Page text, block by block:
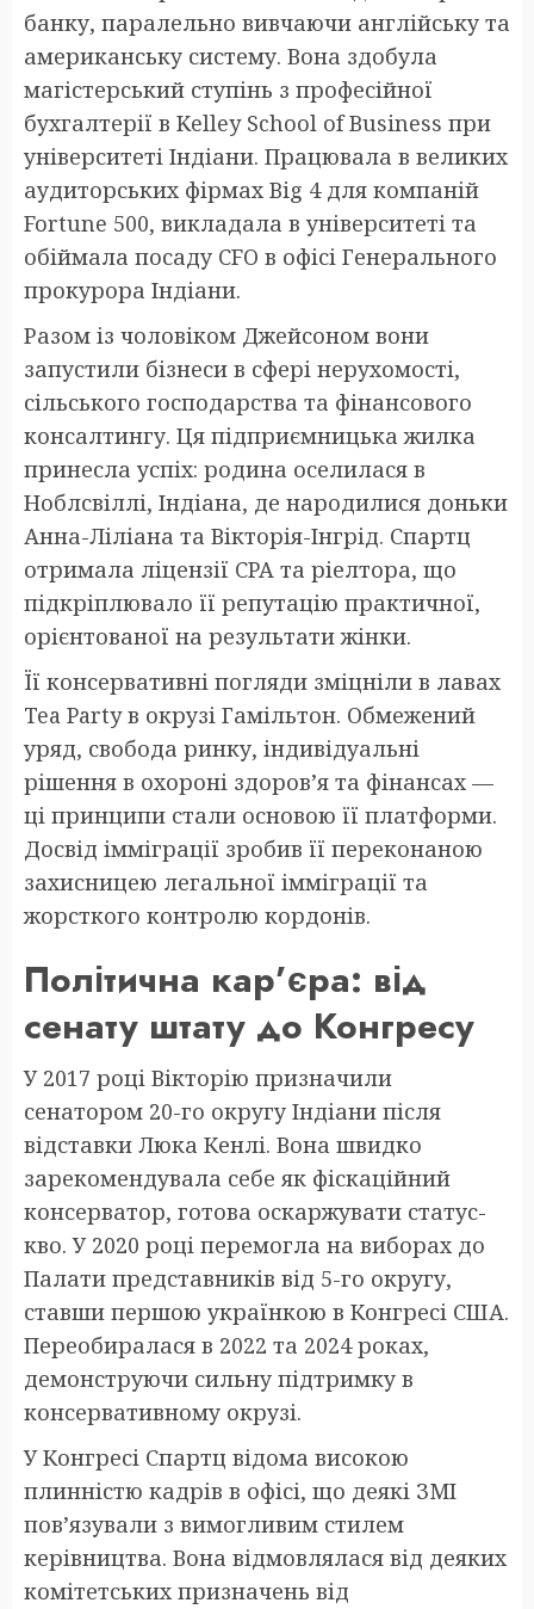
банку, паралельно вивчаючи англійську та
американську систему. Вона здобула
магістерський ступінь з професійної
бухгалтерії в Kelley School of Business при
університеті Індіани. Працювала в великих
аудиторських фірмах Big 4 для компаній
Fortune 500, викладала в університеті та
обіймала посаду CFO в офісі Генерального
прокурора Індіани.
Разом із чоловіком Джейсоном вони
запустили бізнеси в сфері нерухомості,
сільського господарства та фінансового
консалтингу. Ця підприємницька жилка
принесла успіх: родина оселилася в
Ноблсвіллі, Індіана, де народилися доньки
Анна-Ліліана та Вікторія-Інгрід. Спартц
отримала ліцензії CPA та ріелтора, що
підкріплювало її репутацію практичної,
орієнтованої на результати жінки.
Її консервативні погляди зміцніли в лавах
Tea Party в окрузі Гамільтон. Обмежений
уряд, свобода ринку, індивідуальні
рішення в охороні здоров’я та фінансах —
ці принципи стали основою її платформи.
Досвід імміграції зробив її переконаною
захисницею легальної імміграції та
жорсткого контролю кордонів.
Політична кар’єра: від
сенату штату до Конгресу
У 2017 році Вікторію призначили
сенатором 20-го округу Індіани після
відставки Люка Кенлі. Вона швидко
зарекомендувала себе як фіскаційний
консерватор, готова оскаржувати статус-
кво. У 2020 році перемогла на виборах до
Палати представників від 5-го округу,
ставши першою українкою в Конгресі США.
Переобиралася в 2022 та 2024 роках,
демонструючи сильну підтримку в
консервативному окрузі.
У Конгресі Спартц відома високою
плинністю кадрів в офісі, що деякі ЗМІ
пов’язували з вимогливим стилем
керівництва. Вона відмовлялася від деяких
комітетських призначень від